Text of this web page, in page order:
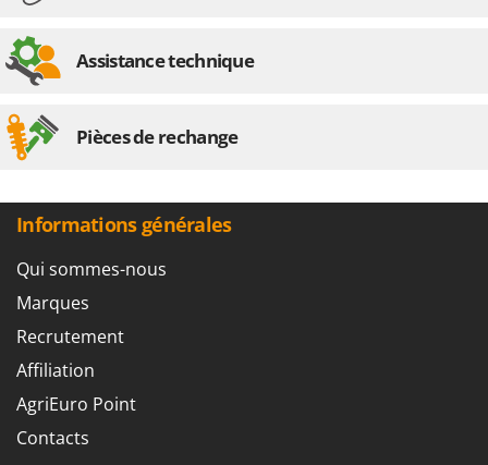
Assistance technique
Pièces de rechange
Informations générales
Qui sommes-nous
Marques
Recrutement
Affiliation
AgriEuro Point
Contacts